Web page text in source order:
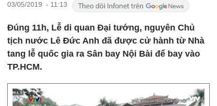
03/05/2019 - 11:13
Đúng 11h, Lễ di quan Đại tướng, nguyên Chủ
tịch nước Lê Đức Anh đã được cử hành từ Nhà
tang lễ quốc gia ra Sân bay Nội Bài để bay vào
TP.HCM.